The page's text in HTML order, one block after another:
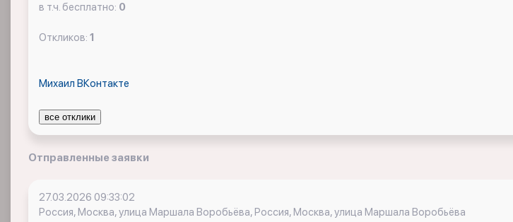
в т.ч. бесплатно: 0
Откликов: 1
Михаил ВКонтакте
все отклики
Отправленные заявки
27.03.2026 09:33:02
Россия, Москва, улица Маршала Воробьёва, Россия, Москва, улица Маршала Воробьёва